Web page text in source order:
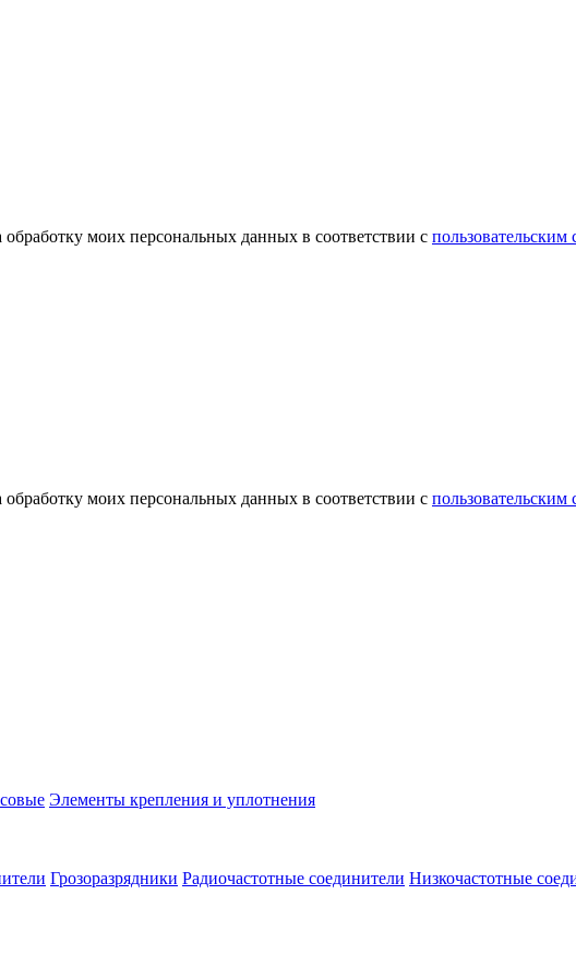
обработку моих персональных данных в соответствии с пользовательским
обработку моих персональных данных в соответствии с пользовательским
Элементы крепления и уплотнения
Грозоразрядники Радиочастотные соединители Низкочастотные